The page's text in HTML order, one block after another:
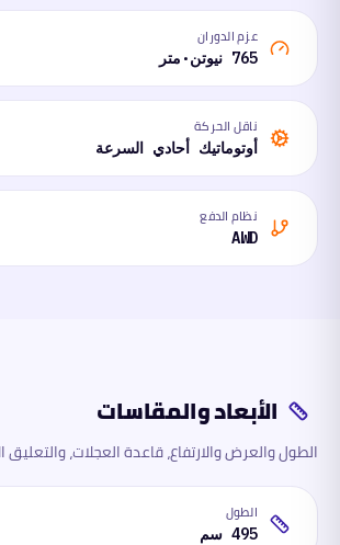
عزم الدوران
765 نيوتن·متر
ناقل الحركة
أوتوماتيك أحادي السرعة
نظام الدفع
AWD
الأبعاد والمقاسات
الطول والعرض والارتفاع، قاعدة العجلات،
الطول
495 سم